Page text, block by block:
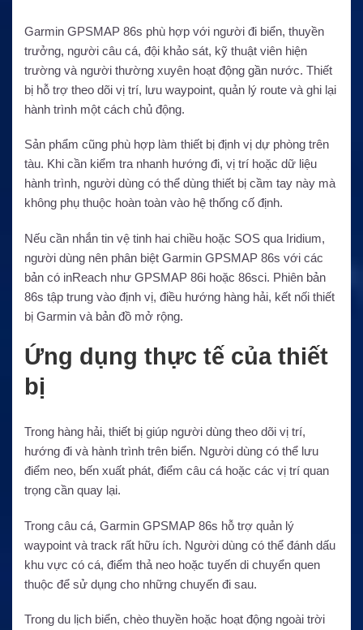
Garmin GPSMAP 86s phù hợp với người đi biển, thuyền
trưởng, người câu cá, đội khảo sát, kỹ thuật viên hiện
trường và người thường xuyên hoạt động gần nước. Thiết
bị hỗ trợ theo dõi vị trí, lưu waypoint, quản lý route và ghi lại
hành trình một cách chủ động.
Sản phẩm cũng phù hợp làm thiết bị định vị dự phòng trên
tàu. Khi cần kiểm tra nhanh hướng đi, vị trí hoặc dữ liệu
hành trình, người dùng có thể dùng thiết bị cầm tay này mà
không phụ thuộc hoàn toàn vào hệ thống cố định.
Nếu cần nhắn tin vệ tinh hai chiều hoặc SOS qua Iridium,
người dùng nên phân biệt Garmin GPSMAP 86s với các
bản có inReach như GPSMAP 86i hoặc 86sci. Phiên bản
86s tập trung vào định vị, điều hướng hàng hải, kết nối thiết
bị Garmin và bản đồ mở rộng.
Ứng dụng thực tế của thiết
bị
Trong hàng hải, thiết bị giúp người dùng theo dõi vị trí,
hướng đi và hành trình trên biển. Người dùng có thể lưu
điểm neo, bến xuất phát, điểm câu cá hoặc các vị trí quan
trọng cần quay lại.
Trong câu cá, Garmin GPSMAP 86s hỗ trợ quản lý
waypoint và track rất hữu ích. Người dùng có thể đánh dấu
khu vực có cá, điểm thả neo hoặc tuyến di chuyển quen
thuộc để sử dụng cho những chuyến đi sau.
Trong du lịch biển, chèo thuyền hoặc hoạt động ngoài trời